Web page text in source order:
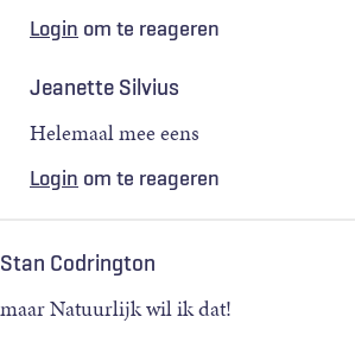
Login om te reageren
Jeanette Silvius
Helemaal mee eens
Login om te reageren
Stan Codrington
maar Natuurlijk wil ik dat!